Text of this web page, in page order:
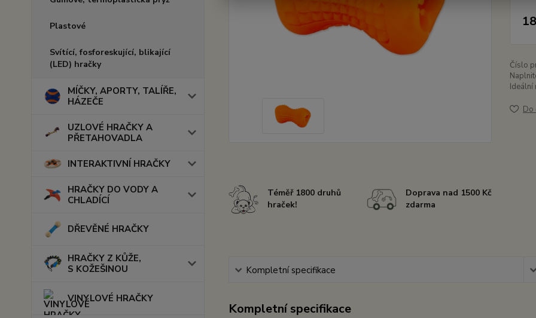
Plastové
Svítící, fosforeskující, blikající
(LED) hračky
MÍČKY, APORTY, TALÍŘE,
HÁZEČE
UZLOVÉ HRAČKY A
PŘETAHOVADLA
INTERAKTIVNÍ HRAČKY
HRAČKY DO VODY A
CHLADÍCÍ
DŘEVĚNÉ HRAČKY
HRAČKY Z KŮŽE,
S KOŽEŠINOU
VINYLOVÉ HRAČKY
Číslo
Ideální
Do
Téměř 1800 druhů
hraček!
Doprava nad 1500 Kč
zdarma
Kompletní specifikace
Kompletní specifikace